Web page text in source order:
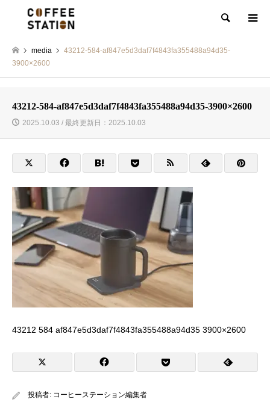
検索
media
43212-584-af847e5d3daf7f4843fa355488a94d35-
3900×2600
43212-584-af847e5d3daf7f4843fa355488a94d35-3900×2600
2025.10.03 / 最終更新日：2025.10.03
43212 584 af847e5d3daf7f4843fa355488a94d35 3900×2600
投稿者: コーヒーステーション編集者